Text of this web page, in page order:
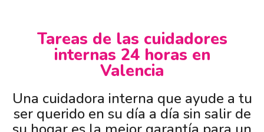
Tareas de las cuidadores
internas 24 horas en
Valencia
Una cuidadora interna que ayude a tu
ser querido en su día a día sin salir de